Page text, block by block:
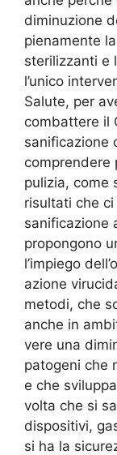
diminuzione
pienamente
sterilizzanti e
l’unico
Salute, per
combattere il
sanificazione
comprendere
pulizia, come
risultati che
sanificazione
propongono
l’impiego
azione
metodi, che
anche in
vere una
patogeni che
e che
volta che si
dispositivi,
si ha la